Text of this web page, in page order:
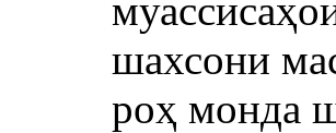
шахсони
роҳ монда